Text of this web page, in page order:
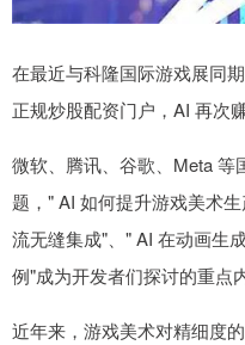
在最近与科隆国际游戏展同
正规炒股配资门户，AI 再次
微软、腾讯、谷歌、Meta 等
题，" AI 如何提升游戏美术
流无缝集成"、" AI 在动画生
例"成为开发者们探讨的重点
近年来，游戏美术对精细度